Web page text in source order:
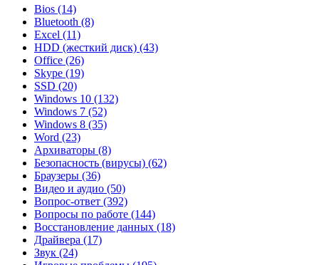
Bios (14)
Bluetooth (8)
Excel (11)
HDD (жесткий диск) (43)
Office (26)
Skype (19)
SSD (20)
Windows 10 (132)
Windows 7 (52)
Windows 8 (35)
Word (23)
Архиваторы (8)
Безопасность (вирусы) (62)
Браузеры (36)
Видео и аудио (50)
Вопрос-ответ (392)
Вопросы по работе (144)
Восстановление данных (18)
Драйвера (17)
Звук (24)